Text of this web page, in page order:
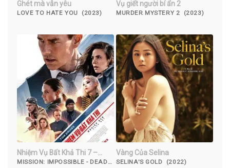
Ghét mà vẫn yêu
LOVE TO HATE YOU (2023)
Vụ giết người bí ẩn 2
MURDER MYSTERY 2 (2023)
Nhiệm Vụ Bất Khả Thi 7 –
Nghiệp Báo Phần 1 CAM
MISSION: IMPOSSIBLE - DEAD
Vàng Của Selina
SELINA'S GOLD (2022)